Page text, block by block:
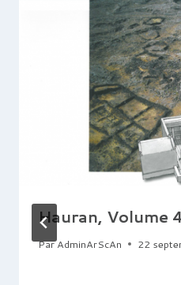
Hauran, Volume
Par AdminArScAn 22